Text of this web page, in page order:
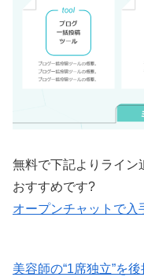
無料で下記よりライン
おすすめです?
オープンチャットで入
美容師の“1席独立”を